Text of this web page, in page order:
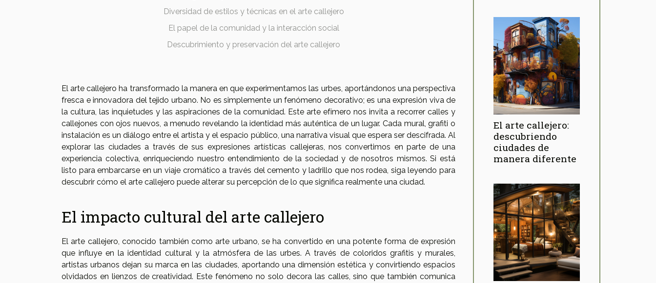
Diversidad de estilos y técnicas en el arte callejero
El papel de la comunidad y la interacción social
Descubrimiento y preservación del arte callejero
El arte callejero ha transformado la manera en que experimentamos las urbes, aportándonos una perspectiva
fresca e innovadora del tejido urbano. No es simplemente un fenómeno decorativo; es una expresión viva de
la cultura, las inquietudes y las aspiraciones de la comunidad. Este arte efímero nos invita a recorrer calles y
callejones con ojos nuevos, a menudo revelando la identidad más auténtica de un lugar. Cada mural, grafiti o
instalación es un diálogo entre el artista y el espacio público, una narrativa visual que espera ser descifrada. Al
explorar las ciudades a través de sus expresiones artísticas callejeras, nos convertimos en parte de una
experiencia colectiva, enriqueciendo nuestro entendimiento de la sociedad y de nosotros mismos. Si está
listo para embarcarse en un viaje cromático a través del cemento y ladrillo que nos rodea, siga leyendo para
descubrir cómo el arte callejero puede alterar su percepción de lo que significa realmente una ciudad.
El impacto cultural del arte callejero
El arte callejero, conocido también como arte urbano, se ha convertido en una potente forma de expresión
que influye en la identidad cultural y la atmósfera de las urbes. A través de coloridos grafitis y murales,
artistas urbanos dejan su marca en las ciudades, aportando una dimensión estética y convirtiendo espacios
olvidados en lienzos de creatividad. Este fenómeno no solo decora las calles, sino que también comunica
El arte callejero:
descubriendo
ciudades de
manera diferente